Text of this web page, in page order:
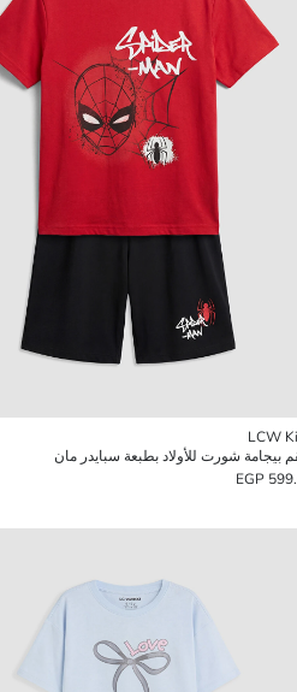
LCW
بيجامة شورت للأولاد بطبعة سبايدر مان